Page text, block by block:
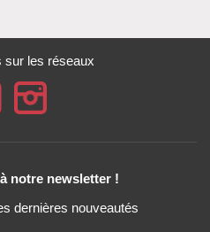
sur les réseaux
notre newsletter !
dernières nouveautés